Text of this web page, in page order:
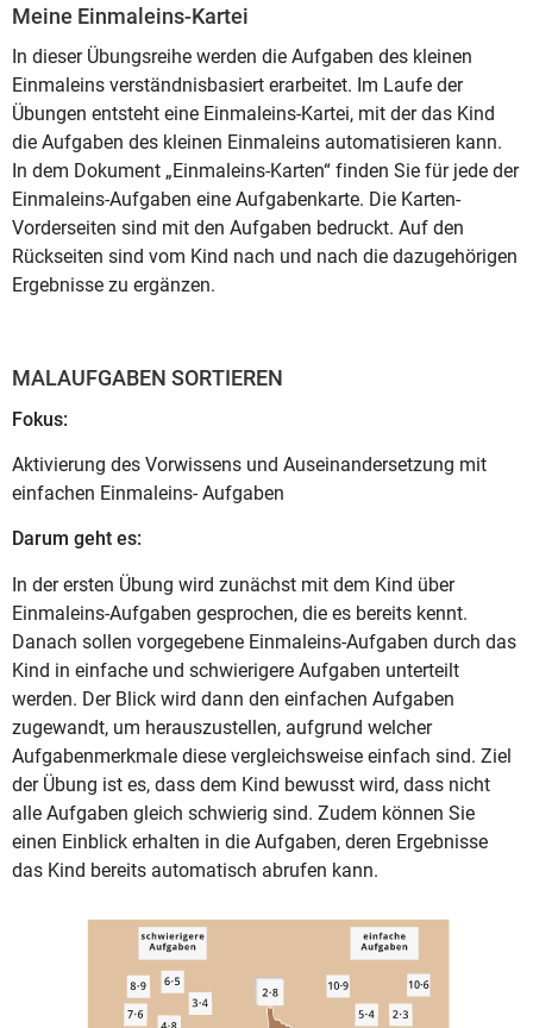
Meine Einmaleins-Kartei
In dieser Übungsreihe werden die Aufgaben des kleinen
Einmaleins verständnisbasiert erarbeitet. Im Laufe der
Übungen entsteht eine Einmaleins-Kartei, mit der das Kind
die Aufgaben des kleinen Einmaleins automatisieren kann.
In dem Dokument „Einmaleins-Karten“ finden Sie für jede der
Einmaleins-Aufgaben eine Aufgabenkarte. Die Karten-
Vorderseiten sind mit den Aufgaben bedruckt. Auf den
Rückseiten sind vom Kind nach und nach die dazugehörigen
Ergebnisse zu ergänzen.
MALAUFGABEN SORTIEREN
Fokus:
Aktivierung des Vorwissens und Auseinandersetzung mit
einfachen Einmaleins- Aufgaben
Darum geht es:
In der ersten Übung wird zunächst mit dem Kind über
Einmaleins-Aufgaben gesprochen, die es bereits kennt.
Danach sollen vorgegebene Einmaleins-Aufgaben durch das
Kind in einfache und schwierigere Aufgaben unterteilt
werden. Der Blick wird dann den einfachen Aufgaben
zugewandt, um herauszustellen, aufgrund welcher
Aufgabenmerkmale diese vergleichsweise einfach sind. Ziel
der Übung ist es, dass dem Kind bewusst wird, dass nicht
alle Aufgaben gleich schwierig sind. Zudem können Sie
einen Einblick erhalten in die Aufgaben, deren Ergebnisse
das Kind bereits automatisch abrufen kann.